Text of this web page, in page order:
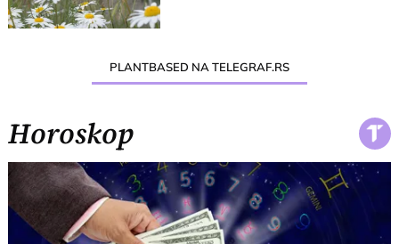
PLANTBASED NA TELEGRAF.RS
Horoskop